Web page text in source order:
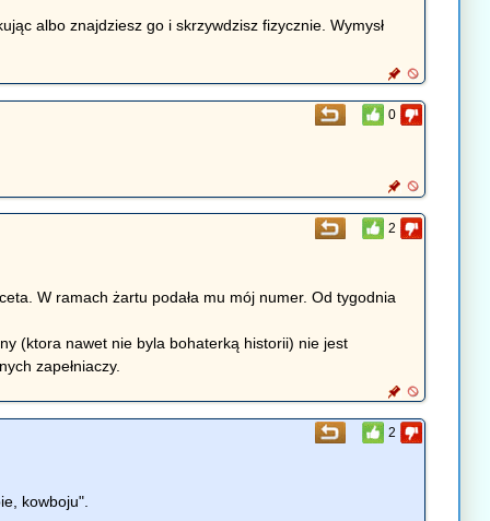
albo znajdziesz go i skrzywdzisz fizycznie. Wymysł
0
2
W ramach żartu podała mu mój numer. Od tygodnia
(ktora nawet nie byla bohaterką historii) nie jest
zapełniaczy.
2
kowboju".